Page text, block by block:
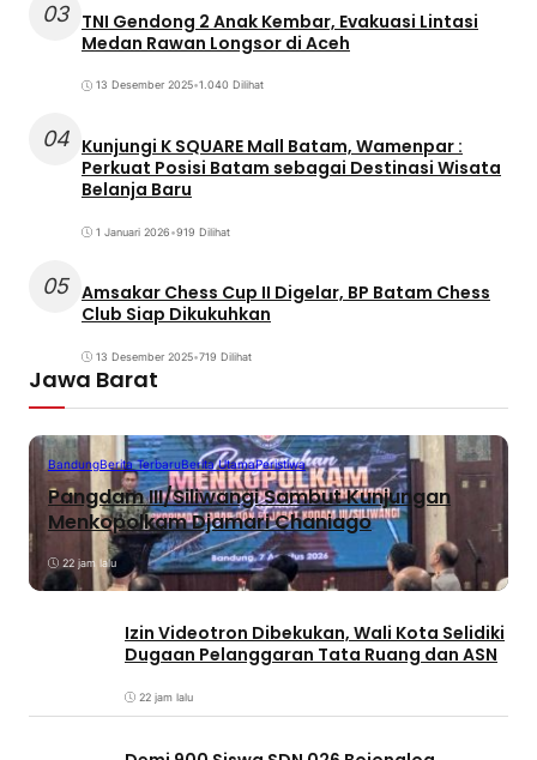
03 TNI Gendong 2 Anak Kembar, Evakuasi Lintasi
Medan Rawan Longsor di Aceh
13 Desember 2025•1.040 Dilihat
04 Kunjungi K SQUARE Mall Batam, Wamenpar :
Perkuat Posisi Batam sebagai Destinasi Wisata
Belanja Baru
1 Januari 2026•919 Dilihat
05 Amsakar Chess Cup II Digelar, BP Batam Chess
Club Siap Dikukuhkan
13 Desember 2025•719 Dilihat
Jawa Barat
BandungBerita TerbaruBerita UtamaPeristiwa
Pangdam III/Siliwangi Sambut Kunjungan
Menkopolkam Djamari Chaniago
22 jam lalu
Izin Videotron Dibekukan, Wali Kota Selidiki
Dugaan Pelanggaran Tata Ruang dan ASN
22 jam lalu